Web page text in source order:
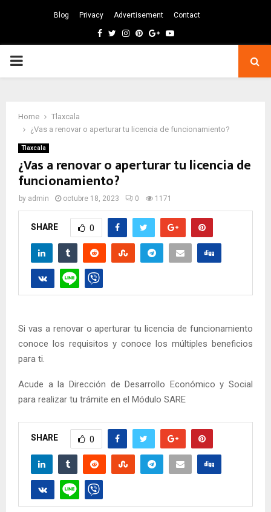
Blog Privacy Advertisement Contact
Facebook
TwitterInstagram
Pinterest
GoogleYoutube
PRIMARY
Home
Tlaxcala
¿Vas a renovar o aperturar tu licencia de funcionamiento?
Tlaxcala
¿Vas a renovar o aperturar tu licencia de
funcionamiento?
by admin octubre 18, 2023 0 1171
SHARE 0
Si vas a renovar o aperturar tu licencia de funcionamiento
conoce los requisitos y conoce los múltiples beneficios
para ti.
Acude a la Dirección de Desarrollo Económico y Social
para realizar tu trámite en el Módulo SARE
SHARE 0